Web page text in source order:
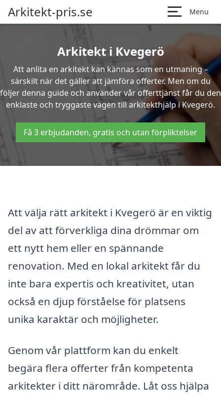
Arkitekt-pris.se Menu
Arkitekt i Kvegerö
Att anlita en arkitekt kan kännas som en utmaning –
särskilt när det gäller att jämföra offerter. Men om du
följer denna guide och använder vår offerttjänst får du den
enklaste och tryggaste vägen till arkitekthjälp i Kvegerö.
Få 3 erbjudanden, gratis och utan förpliktelser
Att välja rätt arkitekt i Kvegerö är en viktig
del av att förverkliga dina drömmar om
ett nytt hem eller en spännande
renovation. Med en lokal arkitekt får du
inte bara expertis och kreativitet, utan
också en djup förståelse för platsens
unika karaktär och möjligheter.
Genom vår plattform kan du enkelt
begära flera offerter från kompetenta
arkitekter i ditt närområde. Låt oss hjälpa